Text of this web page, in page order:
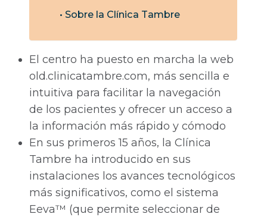
Sobre la Clínica Tambre
El centro ha puesto en marcha la web
old.clinicatambre.com, más sencilla e
intuitiva para facilitar la navegación
de los pacientes y ofrecer un acceso a
la información más rápido y cómodo
En sus primeros 15 años, la Clínica
Tambre ha introducido en sus
instalaciones los avances tecnológicos
más significativos, como el sistema
Eeva™ (que permite seleccionar de